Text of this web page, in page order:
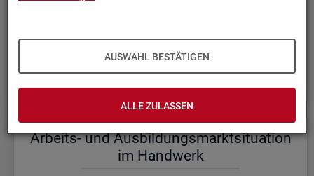
AUSWAHL BESTÄTIGEN
ALLE ZULASSEN
einem etwas er­höh­ten Ni­veau.
lich im ak­tu­el­len
Mo­nats­be­richt (PDF, 2MB)be­reit.
Ar­beits- und Aus­bil­dungs­markt­si­tua­ti­on
im Hand­werk